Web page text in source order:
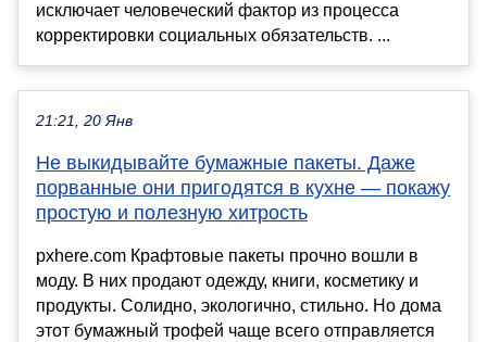
исключает человеческий фактор из процесса
корректировки социальных обязательств. ...
21:21, 20 Янв
Не выкидывайте бумажные пакеты. Даже
порванные они пригодятся в кухне — покажу
простую и полезную хитрость
pxhere.com Крафтовые пакеты прочно вошли в
моду. В них продают одежду, книги, косметику и
продукты. Солидно, экологично, стильно. Но дома
этот бумажный трофей чаще всего отправляется